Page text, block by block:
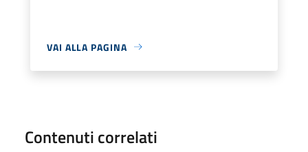
VAI ALLA PAGINA
Contenuti correlati